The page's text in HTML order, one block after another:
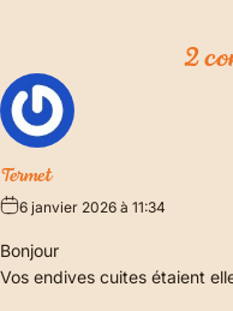
2
Termet
6 janvier 2026 à 11:34
Bonjour
Vos endives cuites étaient